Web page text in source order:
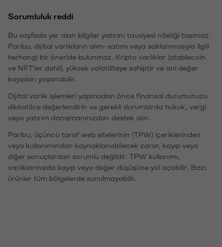
Sorumluluk reddi
Bu sayfada yer alan bilgiler yatırım tavsiyesi niteliği taşımaz.
Paribu, dijital varlıkların alım-satımı veya saklanmasıyla ilgili
herhangi bir öneride bulunmaz. Kripto varlıklar (stablecoin
ve NFT'ler dahil), yüksek volatiliteye sahiptir ve ani değer
kayıpları yaşanabilir.
Dijital varlık işlemleri yapmadan önce finansal durumunuzu
dikkatlice değerlendirin ve gerekli durumlarda hukuk, vergi
veya yatırım danışmanınızdan destek alın.
Paribu, üçüncü taraf web sitelerinin (TPW) içeriklerinden
veya kullanımından kaynaklanabilecek zarar, kayıp veya
diğer sonuçlardan sorumlu değildir. TPW kullanımı,
varlıklarınızda kayıp veya değer düşüşüne yol açabilir. Bazı
ürünler tüm bölgelerde sunulmayabilir.